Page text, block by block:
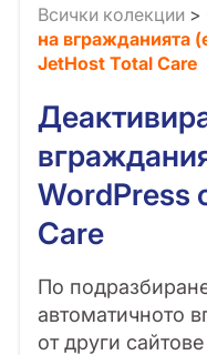
Всички колекции >
на вгражданията
JetHost Total Care
WordPress
Care
По
автоматичното
от други